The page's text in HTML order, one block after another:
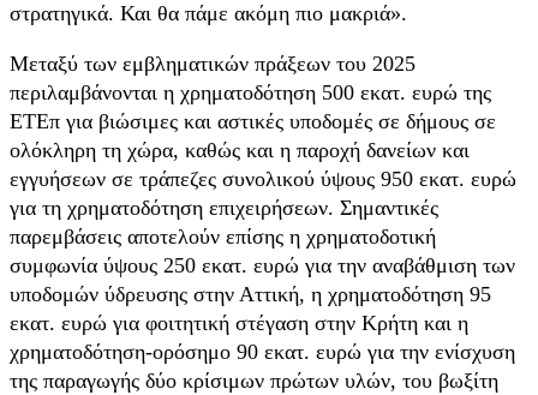
στρατηγικά. Και θα πάμε ακόμη πιο μακριά».
Μεταξύ των εμβληματικών πράξεων του 2025
περιλαμβάνονται η χρηματοδότηση 500 εκατ. ευρώ της
ΕΤΕπ για βιώσιμες και αστικές υποδομές σε δήμους σε
ολόκληρη τη χώρα, καθώς και η παροχή δανείων και
εγγυήσεων σε τράπεζες συνολικού ύψους 950 εκατ. ευρώ
για τη χρηματοδότηση επιχειρήσεων. Σημαντικές
παρεμβάσεις αποτελούν επίσης η χρηματοδοτική
συμφωνία ύψους 250 εκατ. ευρώ για την αναβάθμιση των
υποδομών ύδρευσης στην Αττική, η χρηματοδότηση 95
εκατ. ευρώ για φοιτητική στέγαση στην Κρήτη και η
χρηματοδότηση-ορόσημο 90 εκατ. ευρώ για την ενίσχυση
της παραγωγής δύο κρίσιμων πρώτων υλών, του βωξίτη